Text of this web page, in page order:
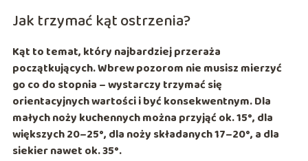
Jak trzymać kąt ostrzenia?
Kąt to temat, który najbardziej przeraża
początkujących. Wbrew pozorom nie musisz mierzyć
go co do stopnia – wystarczy trzymać się
orientacyjnych wartości i być konsekwentnym. Dla
małych noży kuchennych można przyjąć ok.15°, dla
większych20–25°, dla noży składanych17–20°, a dla
siekier nawet ok.35°.